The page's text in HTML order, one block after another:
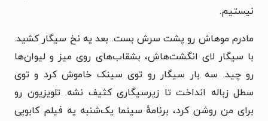
نیستیم.
مادرم موهاش رو پشت سرش بست. بعد یه نخ سیگار کشید.
با سیگار لای انگشت‌هاش، بشقاب‌های روی میز و لیوان‌ها
رو چید. سه بار سیگار رو توی سینک خاموش کرد و توی
سطل زباله انداخت تا زیرسیگاری کثیف نشه. تلویزیون رو
برای من روشن کرد، برنامهٔ سینما یک‌شنبه یه فیلم کابویی